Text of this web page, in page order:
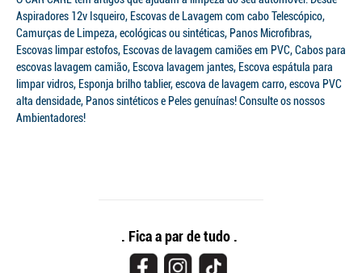
Aspiradores 12v Isqueiro, Escovas de Lavagem com cabo Telescópico,
Camurças de Limpeza, ecológicas ou sintéticas, Panos Microfibras,
Escovas limpar estofos, Escovas de lavagem camiões em PVC, Cabos para
escovas lavagem camião, Escova lavagem jantes, Escova espátula para
limpar vidros, Esponja brilho tablier, escova de lavagem carro, escova PVC
alta densidade, Panos sintéticos e Peles genuínas! Consulte os nossos
Ambientadores!
. Fica a par de tudo .